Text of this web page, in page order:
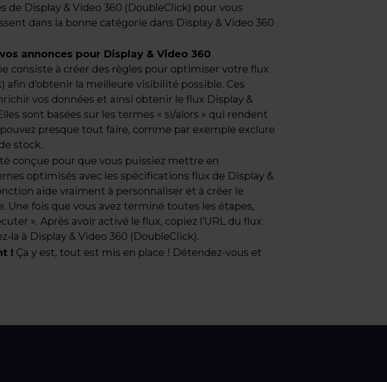
de Display & Video 360 (DoubleClick) pour vous
dans la bonne catégorie dans Display & Video 360
annonces pour Display & Video 360
consiste à créer des règles pour optimiser votre flux
afin d’obtenir la meilleure visibilité possible. Ces
vos données et ainsi obtenir le flux Display &
sont basées sur les termes « si/alors » qui rendent
presque tout faire, comme par exemple exclure
stock.
conçue pour que vous puissiez mettre en
optimisés avec les spécifications flux de Display &
aide vraiment à personnaliser et à créer le
Une fois que vous avez terminé toutes les étapes,
». Après avoir activé le flux, copiez l’URL du flux
la à Display & Video 360 (DoubleClick).
! Ça y est, tout est mis en place ! Détendez-vous et